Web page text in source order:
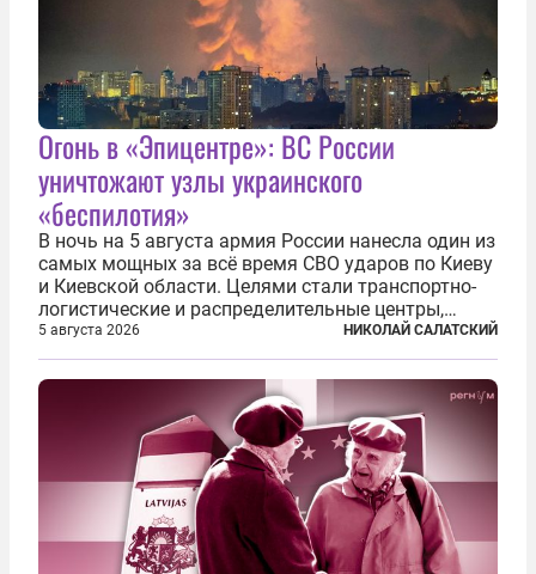
Огонь в «Эпицентре»: ВС России
уничтожают узлы украинского
«беспилотия»
В ночь на 5 августа армия России нанесла один из
самых мощных за всё время СВО ударов по Киеву
и Киевской области. Целями стали транспортно-
логистические и распределительные центры,
которые ВСУ использовали для хранения и
доставки вооружений и грузов военного
назначения. Атака также «накрыла»...
5 августа 2026 НИКОЛАЙ САЛАТСКИЙ